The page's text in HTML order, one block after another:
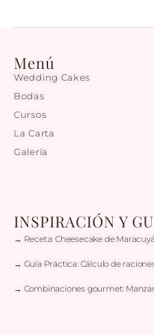
Menú
Wedding Cakes
Bodas
Cursos
La Carta
Galería
INSPIRACIÓN Y
→ Receta: Cheesecake de
→ Guía Práctica: Cálculo de
→ Combinaciones gourmet: